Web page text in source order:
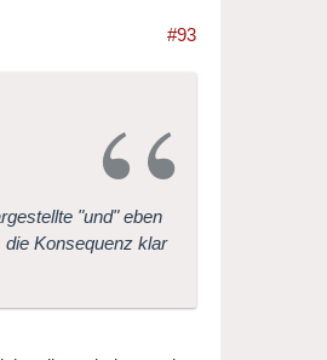
#93
"und" eben
Konsequenz klar